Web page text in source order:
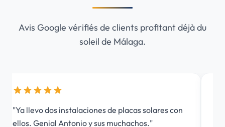
Avis Google vérifiés de clients profitant déjà du
soleil de Málaga.
"Ya llevo dos instalaciones de placas solares con
ellos. Genial Antonio y sus muchachos."